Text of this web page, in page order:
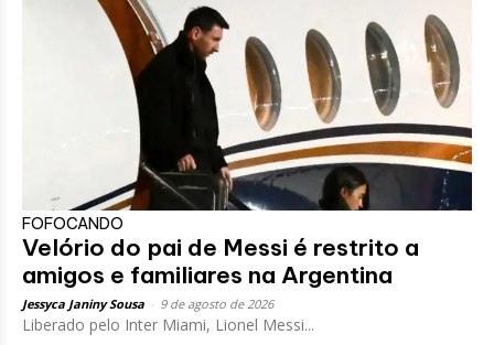
FOFOCANDO
Velório do pai de Messi é restrito a
amigos e familiares na Argentina
Jessyca Janiny Sousa 9 de agosto de 2026
Liberado pelo Inter Miami, Lionel Messi...